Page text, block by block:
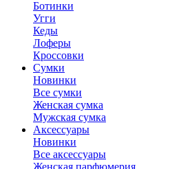
Ботинки
Угги
Кеды
Лоферы
Кроссовки
Сумки
Новинки
Все сумки
Женская сумка
Мужская сумка
Аксессуары
Новинки
Все аксессуары
Женская парфюмерия